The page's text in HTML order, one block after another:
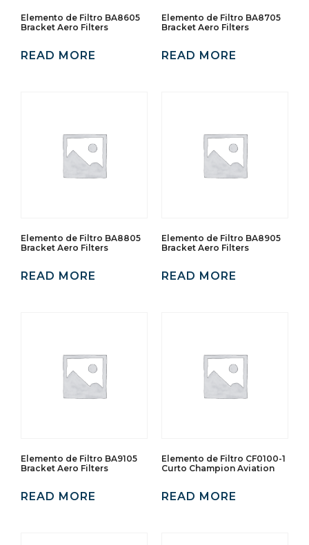
Elemento de Filtro BA8605
Bracket Aero Filters
READ MORE
Elemento de Filtro BA8705
Bracket Aero Filters
READ MORE
Elemento de Filtro BA8805
Bracket Aero Filters
READ MORE
Elemento de Filtro BA8905
Bracket Aero Filters
READ MORE
Elemento de Filtro BA9105
Bracket Aero Filters
READ MORE
Elemento de Filtro CF0100-1
Curto Champion Aviation
READ MORE